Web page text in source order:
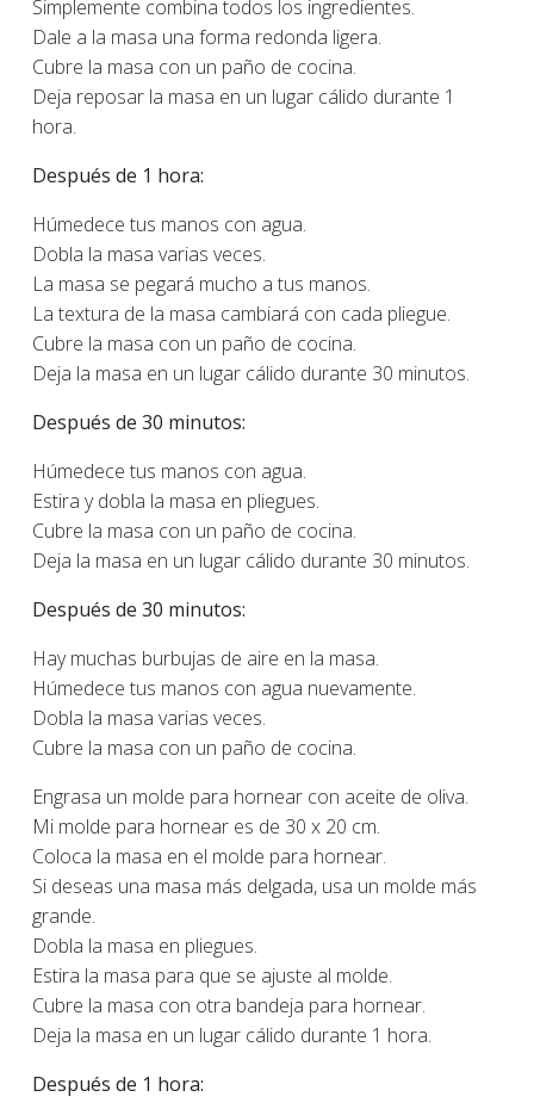
Simplemente combina todos los ingredientes.
Dale a la masa una forma redonda ligera.
Cubre la masa con un paño de cocina.
Deja reposar la masa en un lugar cálido durante 1
hora.
Después de 1 hora:
Húmedece tus manos con agua.
Dobla la masa varias veces.
La masa se pegará mucho a tus manos.
La textura de la masa cambiará con cada pliegue.
Cubre la masa con un paño de cocina.
Deja la masa en un lugar cálido durante 30 minutos.
Después de 30 minutos:
Húmedece tus manos con agua.
Estira y dobla la masa en pliegues.
Cubre la masa con un paño de cocina.
Deja la masa en un lugar cálido durante 30 minutos.
Después de 30 minutos:
Hay muchas burbujas de aire en la masa.
Húmedece tus manos con agua nuevamente.
Dobla la masa varias veces.
Cubre la masa con un paño de cocina.
Engrasa un molde para hornear con aceite de oliva.
Mi molde para hornear es de 30 x 20 cm.
Coloca la masa en el molde para hornear.
Si deseas una masa más delgada, usa un molde más
grande.
Dobla la masa en pliegues.
Estira la masa para que se ajuste al molde.
Cubre la masa con otra bandeja para hornear.
Deja la masa en un lugar cálido durante 1 hora.
Después de 1 hora: